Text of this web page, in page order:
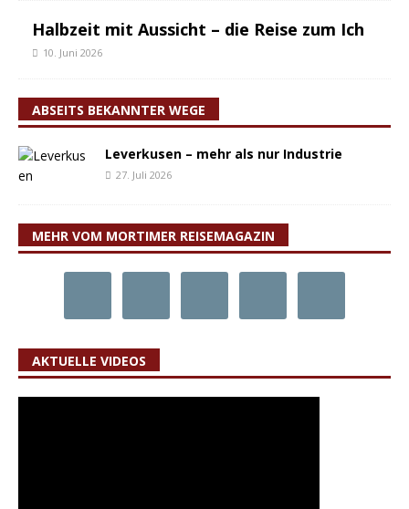
Halbzeit mit Aussicht – die Reise zum Ich
10. Juni 2026
ABSEITS BEKANNTER WEGE
Leverkusen – mehr als nur Industrie
27. Juli 2026
MEHR VOM MORTIMER REISEMAGAZIN
AKTUELLE VIDEOS